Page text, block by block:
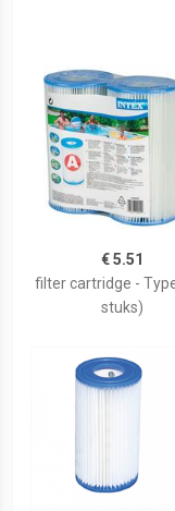
€ 5.51
filter cartridge -
stuks)